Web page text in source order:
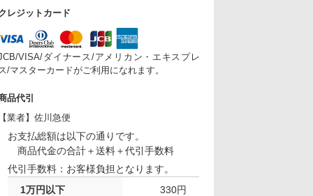
レジットカード
VISA/ダイナース/アメリカン・エキスプレ
ス/マスターカードがご利用になれます。
品代引
【業者】佐川急便
お支払総額は以下の通りです。
商品代金の合計＋送料＋代引手数料
代引手数料：お客様負担となります。
1万円以下
330円